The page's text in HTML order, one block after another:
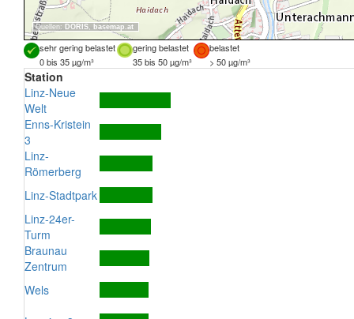
Quellen: DORIS, basemap.at
sehr gering belastet gering belastet
belastet
0 bis 35 µg/m³
35 bis 50 µg/m³ > 50 µg/m³
Station
Linz-Neue
Welt
Enns-Kristein
3
Linz-
Römerberg
Linz-Stadtpark
Linz-24er-
Turm
Braunau
Zentrum
Wels